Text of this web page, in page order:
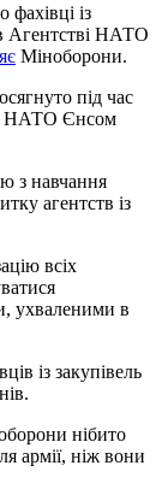
із
Агентстві НАТО
Міноборони.
під час
НАТО Єнсом
з навчання
агентств із
всіх
ухваленими в
із закупівель
нібито
армії, ніж вони